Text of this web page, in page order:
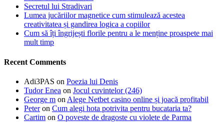
Secretul lui Stradivari
Lumea jucăriilor magnetice cum stimulează acestea
creativitatea și gandirea logica a copiilor
Cum să îți îngrijești florile pentru a le menține proaspete mai
mult timp
Recent Comments
Adi3PAS on Poezia lui Denis
Tudor Enea on Jocul cuvintelor (246)
George m on Alege Netbet casino online și joacă profitabil
Peteron Cum alegi hota potrivita pentru bucataria ta?
Cartim on O poveste de dragoste cu violete de Parma